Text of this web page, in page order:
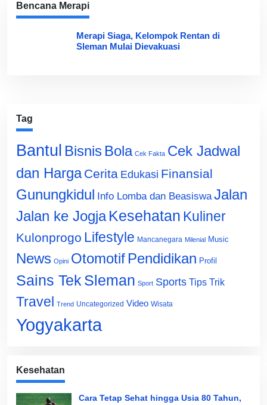
Bencana Merapi
Merapi Siaga, Kelompok Rentan di
Sleman Mulai Dievakuasi
Tag
Bantul Bisnis Bola Cek Fakta Cek Jadwal
dan Harga Cerita Edukasi Finansial
Gunungkidul Info Lomba dan Beasiswa Jalan
Jalan ke Jogja Kesehatan Kuliner
Kulonprogo Lifestyle Mancanegara Milenial Music
News Opini Otomotif Pendidikan Profil
Sains Tek Sleman Sport Sports Tips Trik
Travel Trend Uncategorized Video Wisata
Yogyakarta
Kesehatan
Cara Tetap Sehat hingga Usia 80 Tahun,